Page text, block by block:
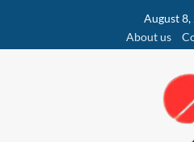
content
August 8,
About us